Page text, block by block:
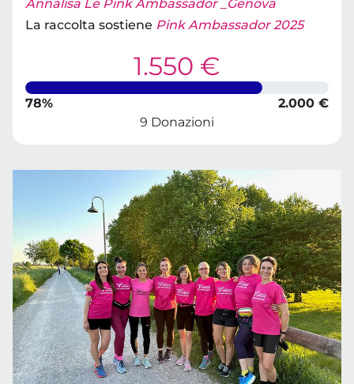
Annalisa Le Pink Ambassador _Genova
La raccolta sostiene Pink Ambassador 2025
1.550 €
78%
2.000 €
9 Donazioni